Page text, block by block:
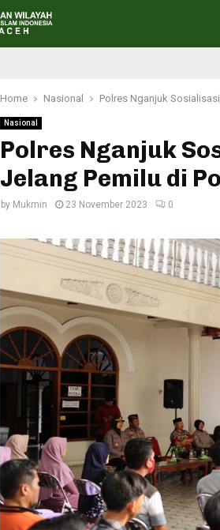
Home Nasional Polres Nganjuk
Nasional
Polres Nganjuk
Jelang Pemilu di
by Mukmin 23 November 2023 0